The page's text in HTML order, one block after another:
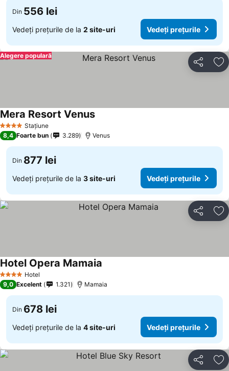
Din 556 lei
Vedeți prețurile de la 2 site-uri Vedeți prețurile
Distribuiți
Alegere populară
4 Stele Stațiune
Mera Resort Venus
8,4 Foarte bun 3.289 Venus
Din 877 lei
Vedeți prețurile de la 3 site-uri Vedeți prețurile
Distribuiți
4 Stele Hotel
Hotel Opera Mamaia
9,0 Excelent 1.321 Mamaia
Din 678 lei
Vedeți prețurile de la 4 site-uri Vedeți prețurile
Distribuiți